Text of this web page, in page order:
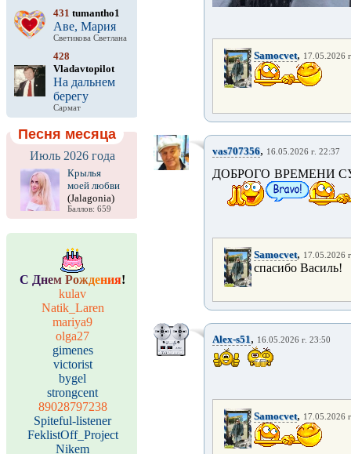
431 tumantho1
Аве, Мария
Светикова Светлана
428
Vladavtopilot
На дальнем
берегу
Сармат
Песня месяца
Июль 2026 года
Крылья
моей любви
(Jalagonia)
Баллов: 659
С Днем Рождения!
kulav
Natik_Laren
mariya9
olga27
gimenes
victorist
bygel
strongcent
89028797238
Spiteful-listener
FeklistOff_Project
Nikem
Samocvet, 17.05.2026
vas707356, 16.05.2026 г. 22:37
ДОБРОГО ВРЕМЕНИ
Samocvet, 17.05.2026
спасибо Василь!
Alex-s51, 16.05.2026 г. 23:50
Samocvet, 17.05.2026